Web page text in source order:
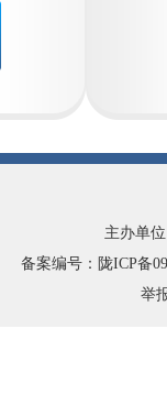
主办单
备案编号：陇ICP备
举